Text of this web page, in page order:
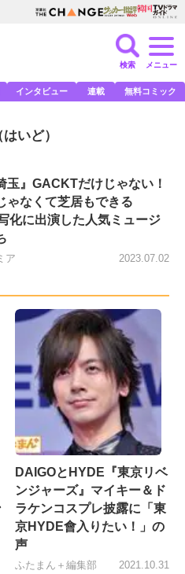
検索 メニュー
インタビュー 連載 無料コミック
いど）
玉』GACKTだけじゃない！
ゃなくて芝居もできる
化に出演した人気ミュージ
ア
2023.07.02
DAIGOとHYDE『東京リベ
ンジャーズ』マイキー＆ド
ラケンコスプレ披露に「東
京HYDE會入りたい！」の
声
ふたまん＋編集部
2021.10.31